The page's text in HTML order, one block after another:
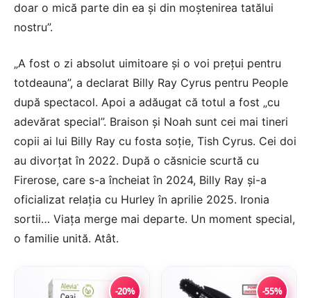
doar o mică parte din ea și din moștenirea tatălui
nostru”.
„A fost o zi absolut uimitoare și o voi prețui pentru
totdeauna”, a declarat Billy Ray Cyrus pentru People
după spectacol. Apoi a adăugat că totul a fost „cu
adevărat special”. Braison și Noah sunt cei mai tineri
copii ai lui Billy Ray cu fosta soție, Tish Cyrus. Cei doi
au divorțat în 2022. După o căsnicie scurtă cu
Firerose, care s-a încheiat în 2024, Billy Ray și-a
oficializat relația cu Hurley în aprilie 2025. Ironia
sortii… Viața merge mai departe. Un moment special,
o familie unită. Atât.
-20% -55%